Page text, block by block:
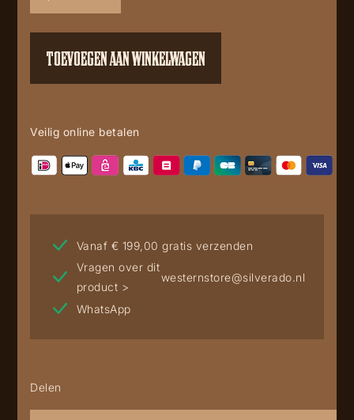
aantal
TOEVOEGEN AAN WINKELWAGEN
Veilig online betalen
Vanaf € 199,00 gratis verzenden
Vragen over dit
product >
westernstore@silverado.nl
WhatsApp
Delen